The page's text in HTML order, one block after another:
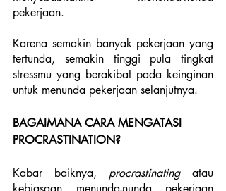
pekerjaan.
Karena semakin banyak pekerjaan yang
tertunda, semakin tinggi pula tingkat
stressmu yang berakibat pada keinginan
untuk menunda pekerjaan selanjutnya.
BAGAIMANA CARA MENGATASI
PROCRASTINATION?
Kabar baiknya, procrastinating atau